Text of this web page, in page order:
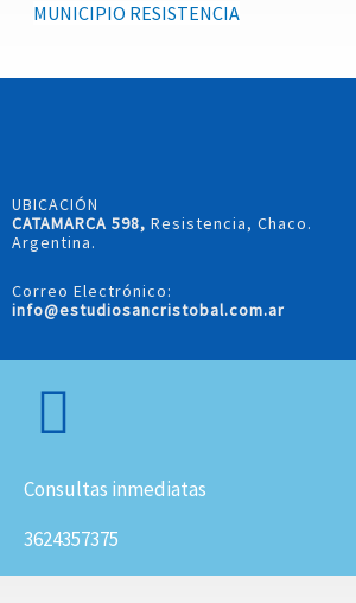
MUNICIPIO RESISTENCIA
UBICACIÓN
CATAMARCA 598, Resistencia, Chaco.
Argentina.
Correo Electrónico:
info@estudiosancristobal.com.ar
Consultas inmediatas
3624357375